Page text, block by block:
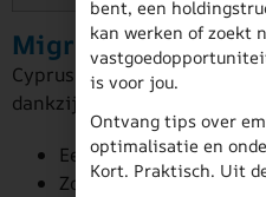
Migratie en
Cyprus trekt jaarlijks
dankzij:
Een aantrekkelijk
Zon, zee en hoge
bent, een
kan werken of zoekt
is voor jou.
Ontvang tips over
optimalisatie en
Kort. Praktisch. Uit